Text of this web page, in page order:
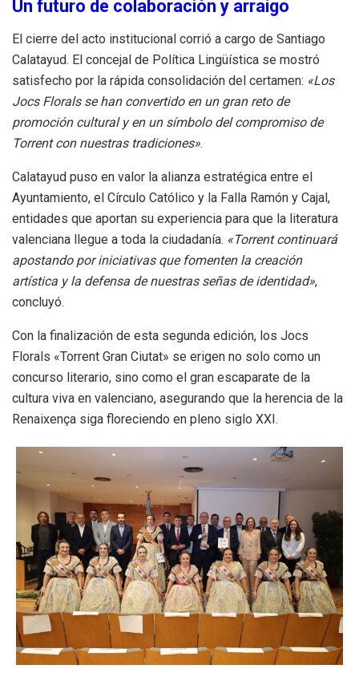
Un futuro de colaboración y arraigo
El cierre del acto institucional corrió a cargo de Santiago
Calatayud. El concejal de Política Lingüística se mostró
satisfecho por la rápida consolidación del certamen: «Los
Jocs Florals se han convertido en un gran reto de
promoción cultural y en un símbolo del compromiso de
Torrent con nuestras tradiciones».
Calatayud puso en valor la alianza estratégica entre el
Ayuntamiento, el Círculo Católico y la Falla Ramón y Cajal,
entidades que aportan su experiencia para que la literatura
valenciana llegue a toda la ciudadanía. «Torrent continuará
apostando por iniciativas que fomenten la creación
artística y la defensa de nuestras señas de identidad»,
concluyó.
Con la finalización de esta segunda edición, los Jocs
Florals «Torrent Gran Ciutat» se erigen no solo como un
concurso literario, sino como el gran escaparate de la
cultura viva en valenciano, asegurando que la herencia de la
Renaixença siga floreciendo en pleno siglo XXI.